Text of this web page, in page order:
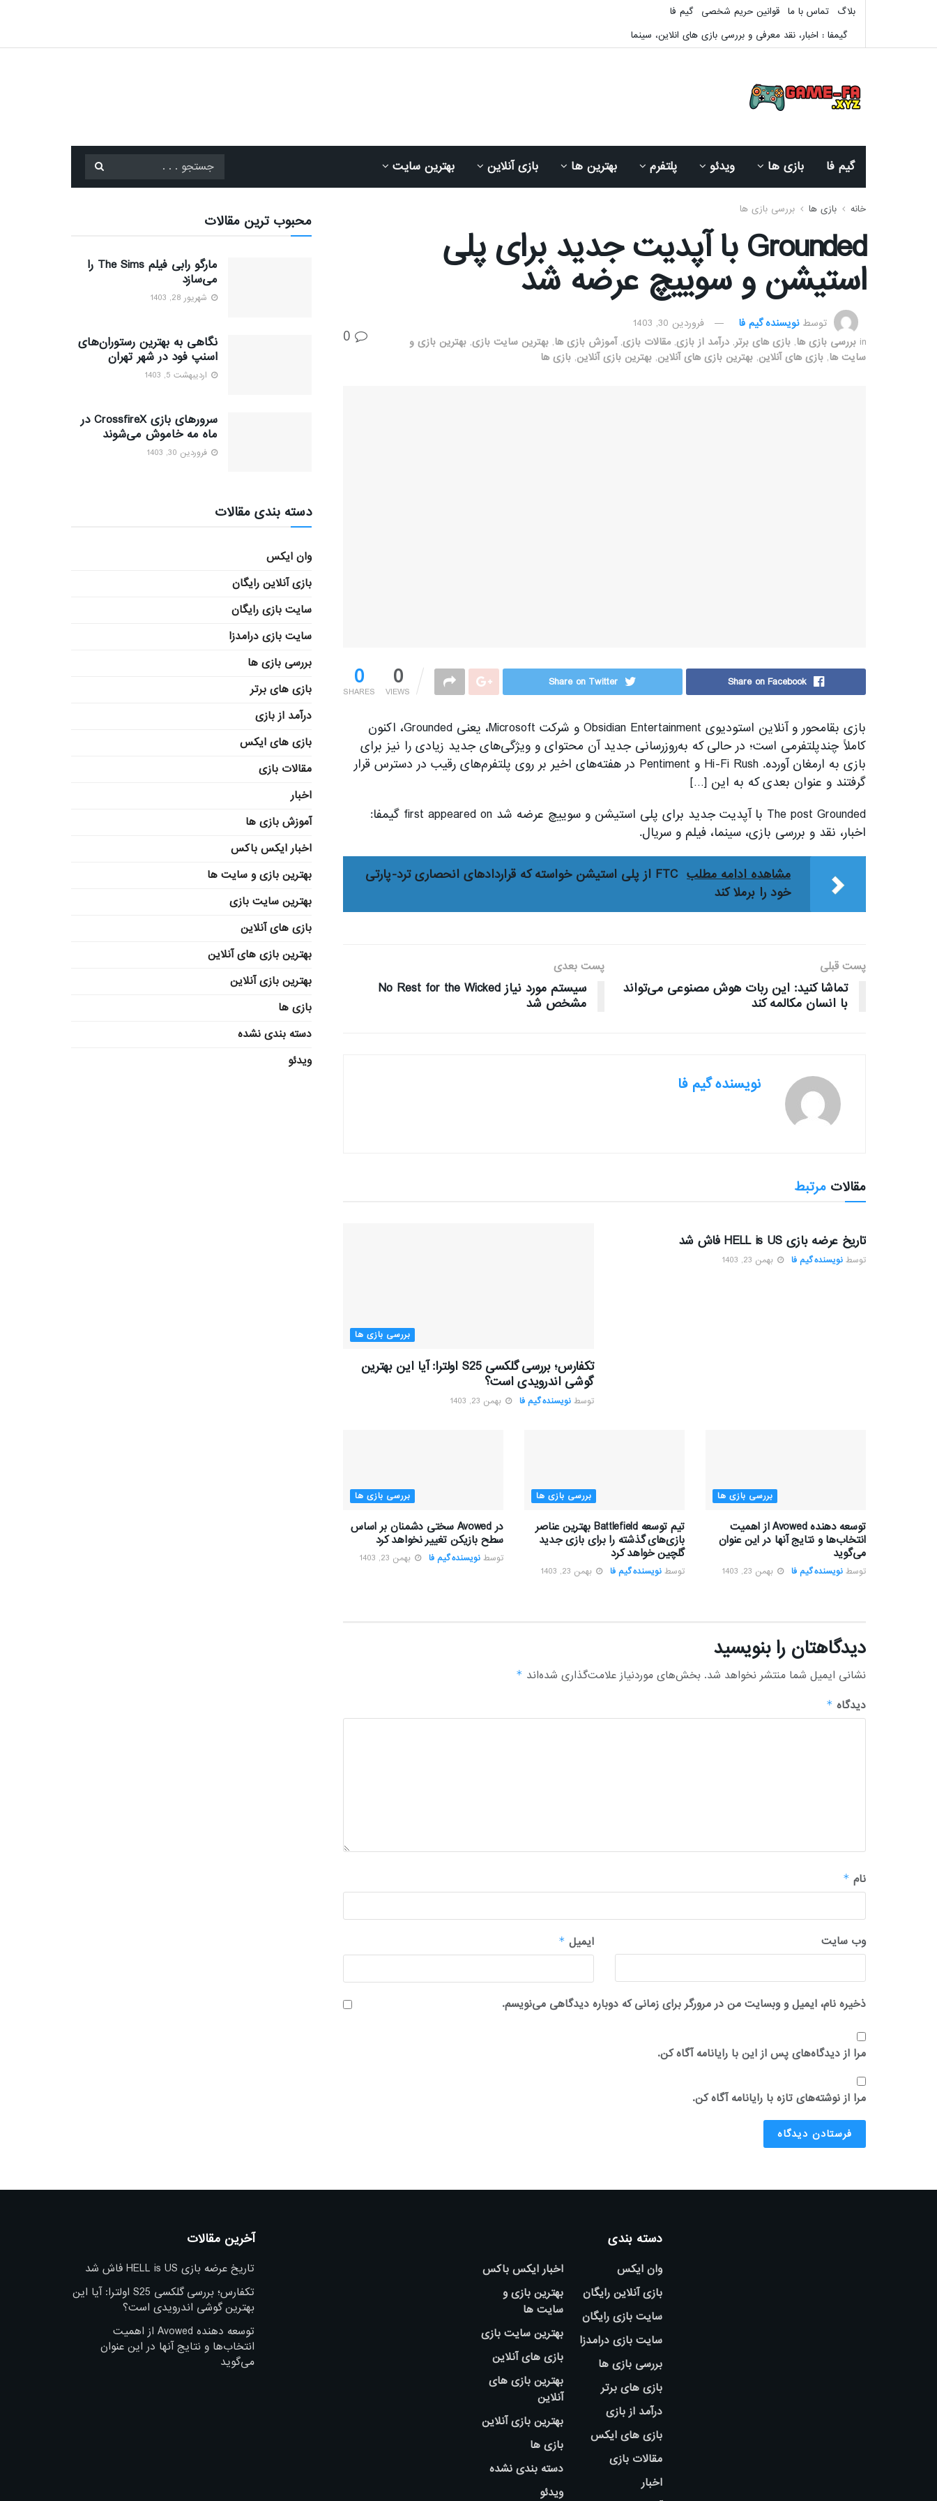
بلاگ تماس با ما قوانین حریم شخصی
گیم فا
گیمفا : اخبار، نقد معرفی و بررسی بازی های انلاین، سینما
گیم فا بازی ها ویدئو پلتفرم بهترین ها بازی آنلاین بهترین سایت
خانه بازی ها بررسی بازی ها
Grounded با آپدیت جدید برای پلی
استیشن و سوییچ عرضه شد
توسط نویسنده گیم فا
فروردین 30, 1403
in بررسی بازی ها, بازی های برتر, درآمد از بازی,مقالات بازی,آموزش بازی ها, بهترین سایت بازی, بهترین بازی و
سایت ها, بازی های آنلاین, بهترین بازی های آنلاین, بهترین بازی آنلاین, بازی ها
0
SHARES 0
VIEWS
Share on Facebook
Share on Twitter
بازی بقامحور و آنلاین استودیوی Obsidian Entertainment و شرکت Microsoft، یعنی Grounded، اکنون
کاملاً چندپلتفرمی است؛ در حالی که به‌روزرسانی جدید آن محتوای و ویژگی‌های جدید زیادی را نیز برای
بازی به ارمغان آورده. Hi-Fi Rush و Pentiment در هفته‌های اخیر بر روی پلتفرم‌های رقیب در دسترس قرار
گرفتند و عنوان بعدی که به این […]
The post Grounded با آپدیت جدید برای پلی استیشن و سوییچ عرضه شد first appeared on گیمفا:
اخبار، نقد و بررسی بازی، سینما، فیلم و سریال.
مشاهده ادامه مطلب
FTC از پلی استیشن خواسته که قراردادهای انحصاری ترد-پارتی
خود را برملا کند
پست قبلی
تماشا کنید: این ربات هوش مصنوعی می‌تواند
با انسان مکالمه کند
پست بعدی
سیستم مورد نیاز No Rest for the Wicked
مشخص شد
نویسنده گیم فا
مقالات مرتبط
تاریخ عرضه بازی HELL is US فاش شد
توسط نویسنده گیم فا بهمن 23, 1403
بررسی بازی ها
تکفارس؛ بررسی گلکسی S25 اولترا: آیا این بهترین
گوشی اندرویدی است؟
توسط نویسنده گیم فا بهمن 23, 1403
بررسی بازی ها
توسعه دهنده Avowed از اهمیت
انتخاب‌ها و نتایج آنها در این عنوان
می‌گوید
توسط نویسنده گیم فا بهمن 23, 1403
بررسی بازی ها
تیم توسعه Battlefield بهترین عناصر
بازی‌های گذشته را برای بازی جدید
گلچین خواهد کرد
توسط نویسنده گیم فا بهمن 23, 1403
بررسی بازی ها
در Avowed سختی دشمنان بر اساس
سطح بازیکن تغییر نخواهد کرد
توسط نویسنده گیم فا بهمن 23, 1403
دیدگاهتان را بنویسید
نشانی ایمیل شما منتشر نخواهد شد. بخش‌های موردنیاز علامت‌گذاری شده‌اند *
دیدگاه *
نام *
ایمیل * وب‌ سایت
ذخیره نام، ایمیل و وبسایت من در مرورگر برای زمانی که دوباره دیدگاهی می‌نویسم.
مرا از دیدگاه‌های پس از این با رایانامه آگاه کن.
مرا از نوشته‌های تازه با رایانامه آگاه کن.
محبوب ترین مقالات
مارگو رابی فیلم The Sims را
می‌سازد
شهریور 28, 1403
نگاهی به بهترین رستوران‌های
اسنپ فود در شهر تهران
اردیبهشت 5, 1403
سرورهای بازی CrossfireX در
ماه مه خاموش می‌شوند
فروردین 30, 1403
دسته بندی مقالات
وان ایکس
بازی آنلاین رایگان
سایت بازی رایگان
سایت بازی درامدزا
بررسی بازی ها
بازی های برتر
درآمد از بازی
بازی های ایکس
مقالات بازی
اخبار
آموزش بازی ها
اخبار ایکس باکس
بهترین بازی و سایت ها
بهترین سایت بازی
بازی های آنلاین
بهترین بازی های آنلاین
بهترین بازی آنلاین
بازی ها
دسته بندی نشده
ویدئو
دسته بندی
وان ایکس
بازی آنلاین رایگان
سایت بازی رایگان
سایت بازی درامدزا
بررسی بازی ها
بازی های برتر
درآمد از بازی
بازی های ایکس
مقالات بازی
اخبار
اخبار ایکس باکس
بهترین بازی و
سایت ها
بهترین سایت بازی
بازی های آنلاین
بهترین بازی های
آنلاین
بهترین بازی آنلاین
بازی ها
دسته بندی نشده
ویدئو
آخرین مقالات
تاریخ عرضه بازی HELL is US فاش شد
تکفارس؛ بررسی گلکسی S25 اولترا: آیا این
بهترین گوشی اندرویدی است؟
توسعه دهنده Avowed از اهمیت
انتخاب‌ها و نتایج آنها در این عنوان
می‌گوید